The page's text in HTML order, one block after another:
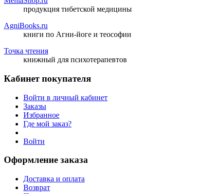
продукция тибетской медицины
AgniBooks.ru
книги по Агни-йоге и теософии
Точка чтения
книжный для психотерапевтов
Кабинет покупателя
Войти в личный кабинет
Заказы
Избранное
Где мой заказ?
Войти
Оформление заказа
Доставка и оплата
Возврат